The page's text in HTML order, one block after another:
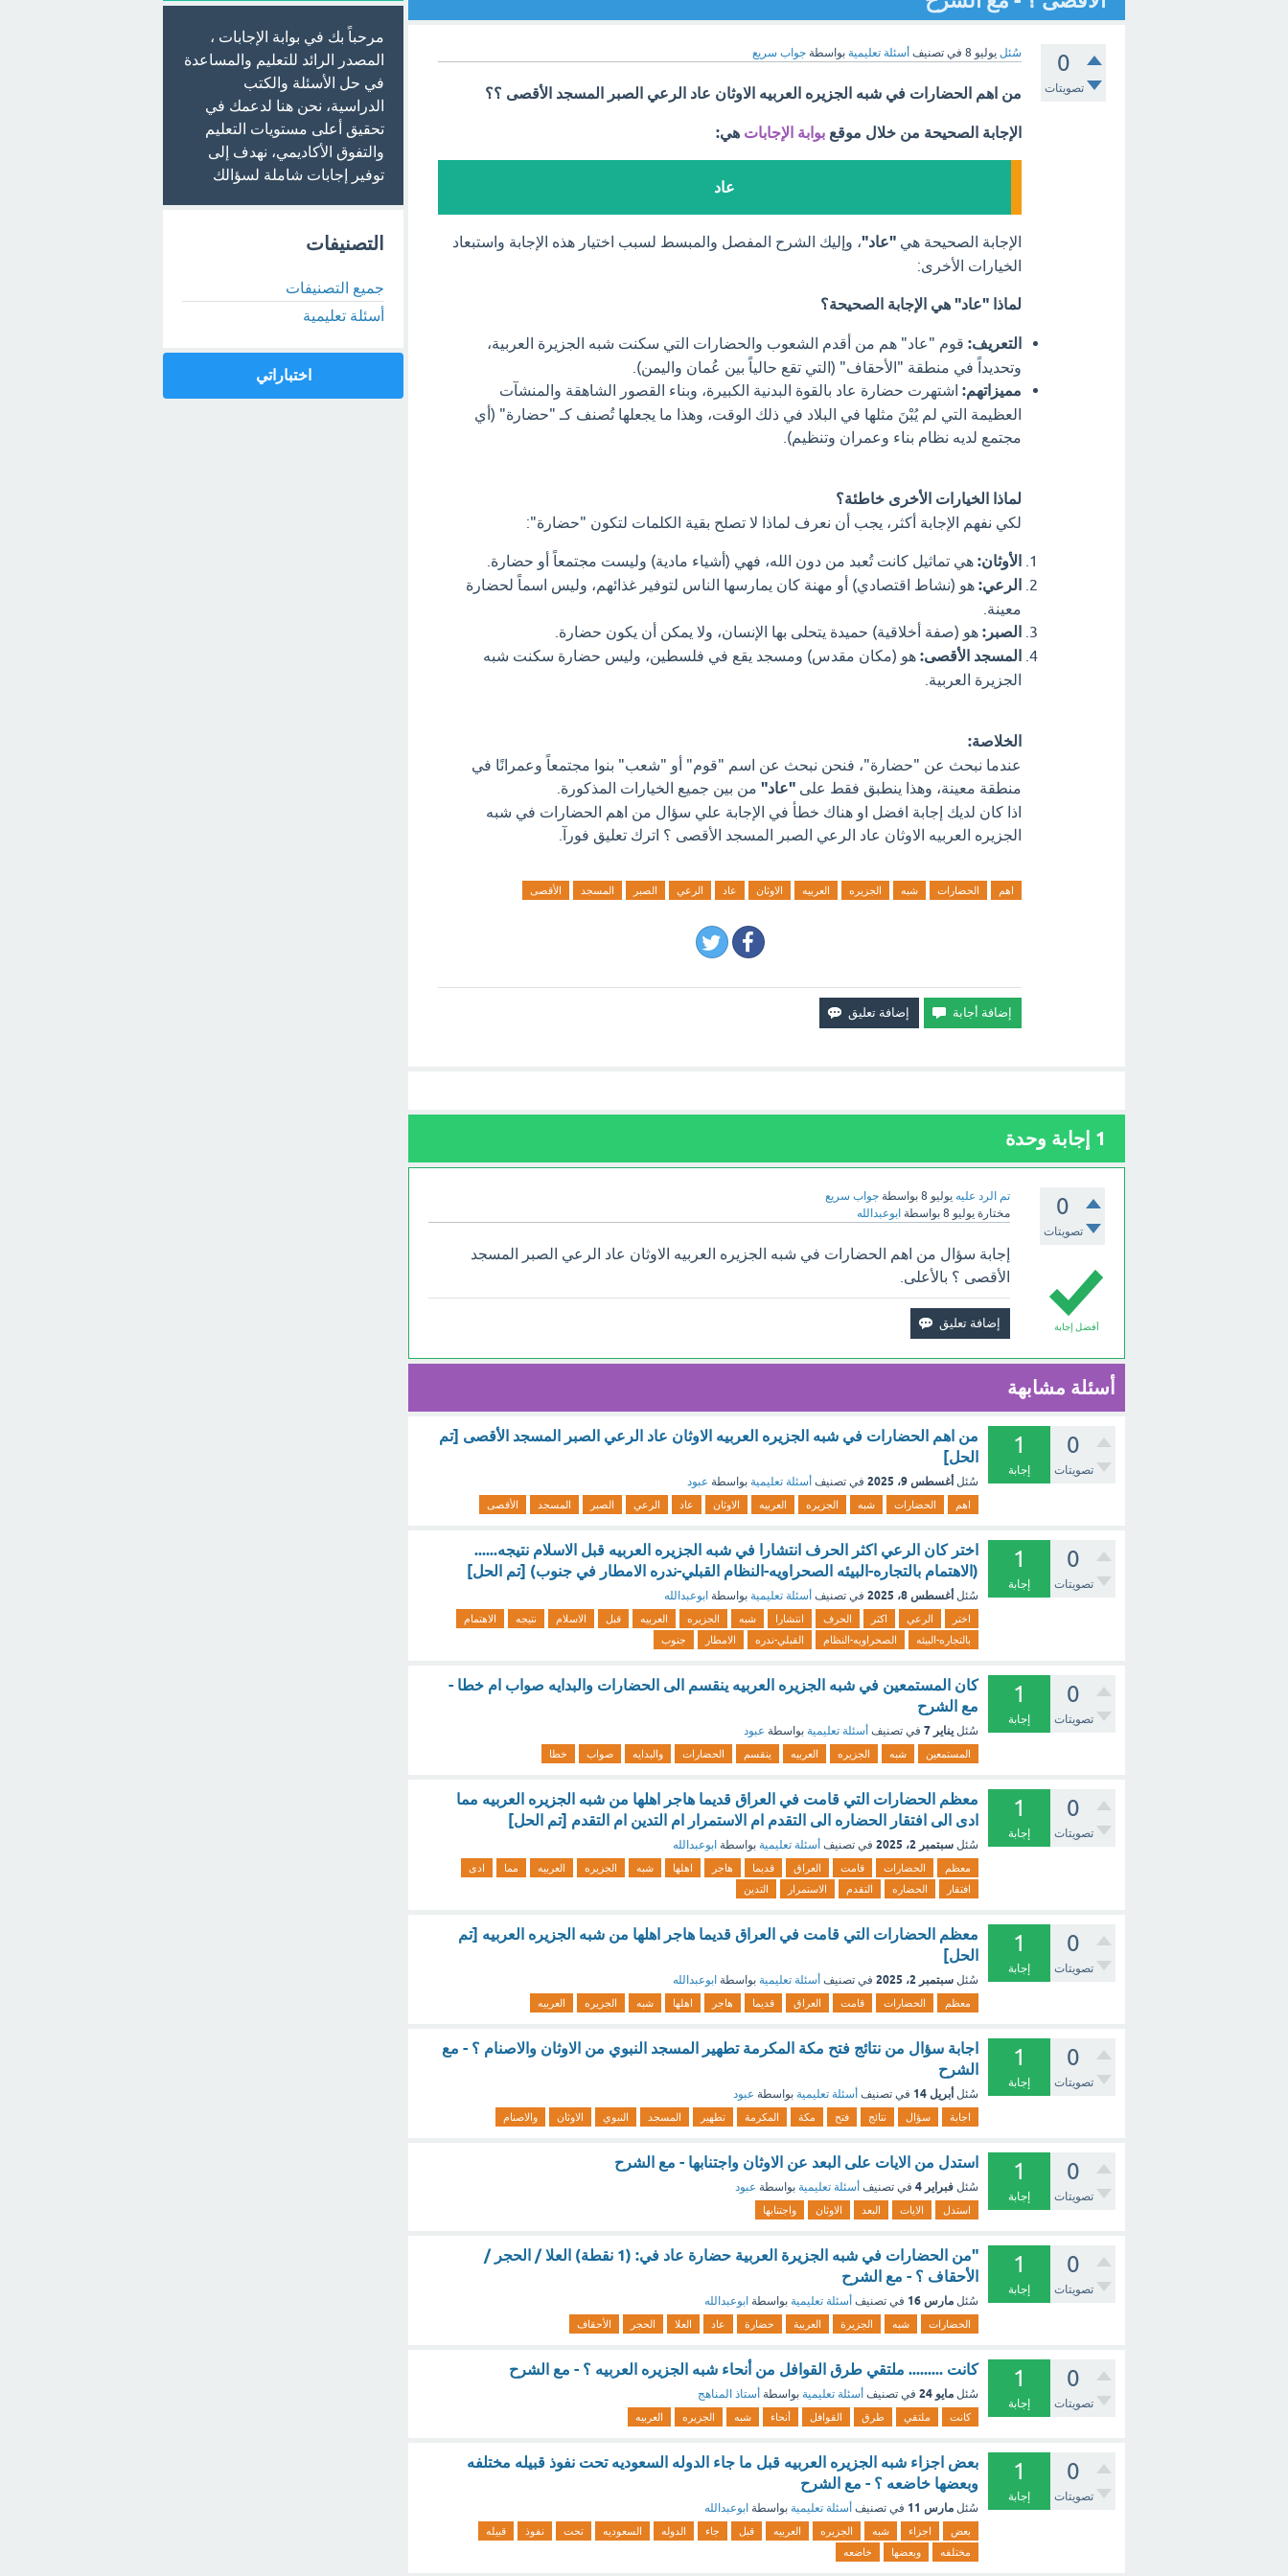
0
تصويتات
سُئل يوليو 8 في تصنيف أسئلة تعليمية بواسطة جواب سريع
من اهم الحضارات في شبه الجزيره العربيه الاوثان عاد الرعي الصبر المسجد الأقصى ؟؟
الإجابة الصحيحة من خلال موقع بوابة الإجابات هي:
عاد
الإجابة الصحيحة هي "عاد"، وإليك الشرح المفصل والمبسط لسبب اختيار هذه الإجابة واستبعاد
الخيارات الأخرى:
لماذا "عاد" هي الإجابة الصحيحة؟
التعريف: قوم "عاد" هم من أقدم الشعوب والحضارات التي سكنت شبه الجزيرة العربية،
وتحديداً في منطقة "الأحقاف" (التي تقع حالياً بين عُمان واليمن).
مميزاتهم: اشتهرت حضارة عاد بالقوة البدنية الكبيرة، وبناء القصور الشاهقة والمنشآت
العظيمة التي لم يُبْنَ مثلها في البلاد في ذلك الوقت، وهذا ما يجعلها تُصنف كـ "حضارة" (أي
مجتمع لديه نظام بناء وعمران وتنظيم).
لماذا الخيارات الأخرى خاطئة؟
لكي نفهم الإجابة أكثر، يجب أن نعرف لماذا لا تصلح بقية الكلمات لتكون "حضارة":
الأوثان: هي تماثيل كانت تُعبد من دون الله، فهي (أشياء مادية) وليست مجتمعاً أو حضارة.
الرعي: هو (نشاط اقتصادي) أو مهنة كان يمارسها الناس لتوفير غذائهم، وليس اسماً لحضارة
معينة.
الصبر: هو (صفة أخلاقية) حميدة يتحلى بها الإنسان، ولا يمكن أن يكون حضارة.
المسجد الأقصى: هو (مكان مقدس) ومسجد يقع في فلسطين، وليس حضارة سكنت شبه
الجزيرة العربية.
الخلاصة:
عندما نبحث عن "حضارة"، فنحن نبحث عن اسم "قوم" أو "شعب" بنوا مجتمعاً وعمرانًا في
منطقة معينة، وهذا ينطبق فقط على "عاد" من بين جميع الخيارات المذكورة.
اذا كان لديك إجابة افضل او هناك خطأ في الإجابة علي سؤال من اهم الحضارات في شبه
الجزيره العربيه الاوثان عاد الرعي الصبر المسجد الأقصى ؟ اترك تعليق فورآ.
اهم الحضارات شبه الجزيره العربيه الاوثان عاد الرعي الصبر المسجد الأقصى
1 إجابة وحدة
0
تصويتات
تم الرد عليه يوليو 8 بواسطة جواب سريع
مختارة يوليو 8 بواسطة ابوعبدالله
أفضل إجابة
إجابة سؤال من اهم الحضارات في شبه الجزيره العربيه الاوثان عاد الرعي الصبر المسجد
الأقصى ؟ بالأعلى.
أسئلة مشابهة
0
تصويتات
1
إجابة
من اهم الحضارات في شبه الجزيره العربيه الاوثان عاد الرعي الصبر المسجد الأقصى [تم
الحل]
سُئل أغسطس 9، 2025 في تصنيف أسئلة تعليمية بواسطة عبود
اهم الحضارات شبه الجزيره العربيه الاوثان عاد الرعي الصبر المسجد الأقصى
0
تصويتات
1
إجابة
اختر كان الرعي اكثر الحرف انتشارا في شبه الجزيره العربيه قبل الاسلام نتيجه......
(الاهتمام بالتجاره-البيئه الصحراويه-النظام القبلي-ندره الامطار في جنوب) [تم الحل]
سُئل أغسطس 8، 2025 في تصنيف أسئلة تعليمية بواسطة ابوعبدالله
اختر الرعي اكثر الحرف انتشارا شبه الجزيره العربيه قبل الاسلام نتيجه
الاهتمام
بالتجاره-البيئه
الصحراويه-النظام القبلي-ندره الامطار جنوب
0
تصويتات
1
إجابة
كان المستمعين في شبه الجزيره العربيه ينقسم الى الحضارات والبدايه صواب ام خطا -
مع الشرح
سُئل يناير 7 في تصنيف أسئلة تعليمية بواسطة عبود
المستمعين شبه الجزيره العربيه ينقسم الحضارات والبدايه صواب خطا
0
تصويتات
1
إجابة
معظم الحضارات التي قامت في العراق قديما هاجر اهلها من شبه الجزيره العربيه مما
ادى الى افتقار الحضاره الى التقدم ام الاستمرار ام التدين ام التقدم [تم الحل]
سُئل سبتمبر 2، 2025 في تصنيف أسئلة تعليمية بواسطة ابوعبدالله
معظم الحضارات قامت العراق قديما هاجر اهلها شبه الجزيره العربيه مما
ادى
افتقار
الحضاره التقدم الاستمرار التدين
0
تصويتات
1
إجابة
معظم الحضارات التي قامت في العراق قديما هاجر اهلها من شبه الجزيره العربيه [تم
الحل]
سُئل سبتمبر 2، 2025 في تصنيف أسئلة تعليمية بواسطة ابوعبدالله
معظم الحضارات قامت العراق قديما هاجر اهلها شبه الجزيره العربيه
0
تصويتات
1
إجابة
اجابة سؤال من نتائج فتح مكة المكرمة تطهير المسجد النبوي من الاوثان والاصنام ؟ - مع
الشرح
سُئل أبريل 14 في تصنيف أسئلة تعليمية بواسطة عبود
اجابة سؤال نتائج فتح مكة المكرمة تطهير المسجد النبوي الاوثان والاصنام
0
تصويتات
1
إجابة
استدل من الايات على البعد عن الاوثان واجتنابها - مع الشرح
سُئل فبراير 4 في تصنيف أسئلة تعليمية بواسطة عبود
استدل الايات البعد الاوثان واجتنابها
0
تصويتات
1
إجابة
"من الحضارات في شبه الجزيرة العربية حضارة عاد في: (1 نقطة) العلا / الحجر /
الأحقاف ؟ - مع الشرح
سُئل مارس 16 في تصنيف أسئلة تعليمية بواسطة ابوعبدالله
الحضارات شبه الجزيرة العربية حضارة عاد العلا الحجر الأحقاف
0
تصويتات
1
إجابة
كانت ......... ملتقي طرق القوافل من أنحاء شبه الجزيره العربيه ؟ - مع الشرح
سُئل مايو 24 في تصنيف أسئلة تعليمية بواسطة أستاذ المناهج
كانت ملتقي طرق القوافل أنحاء شبه الجزيره العربيه
0
تصويتات
1
إجابة
بعض اجزاء شبه الجزيره العربيه قبل ما جاء الدوله السعوديه تحت نفوذ قبيله مختلفه
وبعضها خاضعه ؟ - مع الشرح
سُئل مارس 11 في تصنيف أسئلة تعليمية بواسطة ابوعبدالله
بعض اجزاء شبه الجزيره العربيه قبل جاء الدوله السعوديه تحت نفوذ
قبيله
مختلفه
وبعضها خاضعه
مرحباً بك في بوابة الإجابات ،
المصدر الرائد للتعليم والمساعدة
في حل الأسئلة والكتب
الدراسية، نحن هنا لدعمك في
تحقيق أعلى مستويات التعليم
والتفوق الأكاديمي، نهدف إلى
توفير إجابات شاملة لسؤالك
التصنيفات
جميع التصنيفات
أسئلة تعليمية
اختباراتي